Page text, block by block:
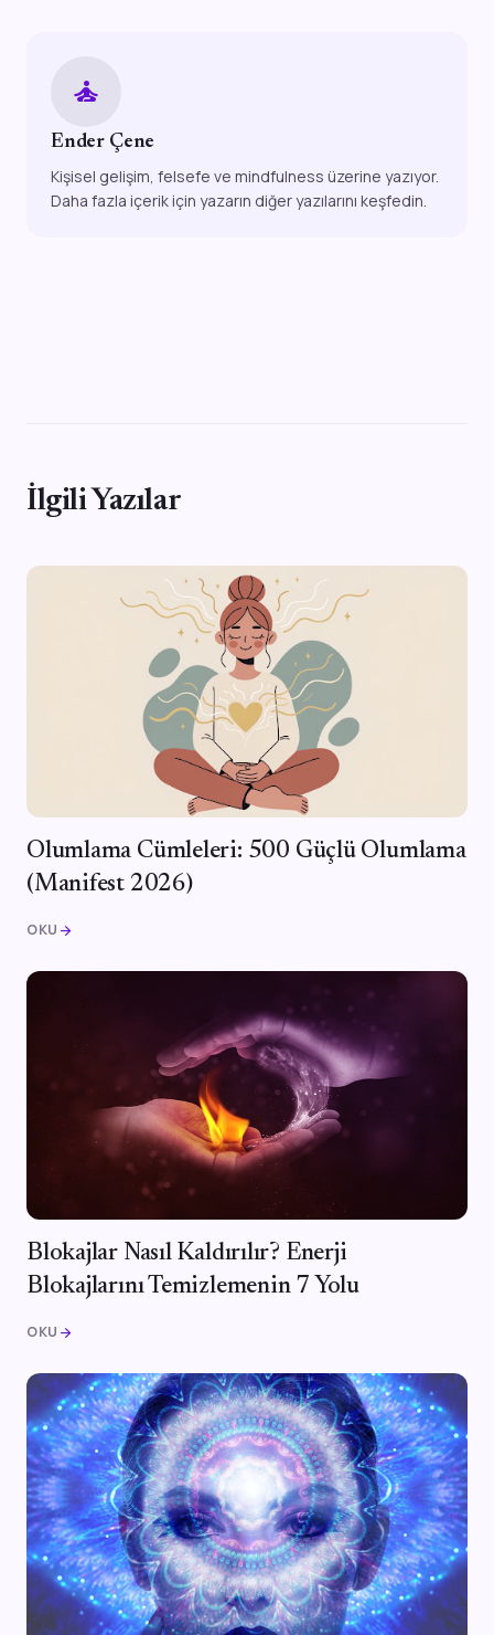
self_improvement
Ender Çene
Kişisel gelişim, felsefe ve mindfulness üzerine yazıyor.
Daha fazla içerik için yazarın diğer yazılarını keşfedin.
İlgili Yazılar
Olumlama Cümleleri: 500 Güçlü Olumlama
(Manifest 2026)
OKU arrow_forward
Blokajlar Nasıl Kaldırılır? Enerji
Blokajlarını Temizlemenin 7 Yolu
OKU arrow_forward